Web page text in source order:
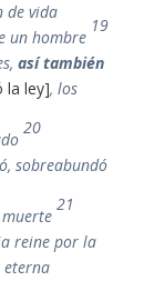
vida.
19
un hombre
así también
la ley], los
20
sobreabundó
21
para que así como el pecado reinó para muerte
reine por la